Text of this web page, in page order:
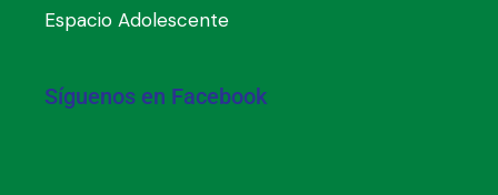
Espacio Adolescente
Síguenos en Facebook